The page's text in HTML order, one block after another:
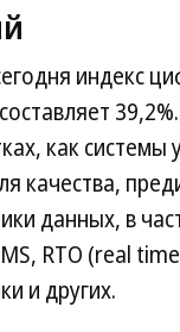
индекс
как
качества,
данных, в
RTO (real
и других.